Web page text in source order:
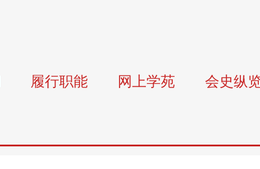
履行职能 网上学苑 会史纵